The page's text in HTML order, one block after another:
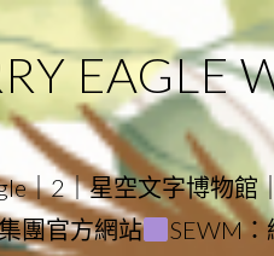
EAGLE
｜2｜星空文字博物館
團官方網站
SEWM